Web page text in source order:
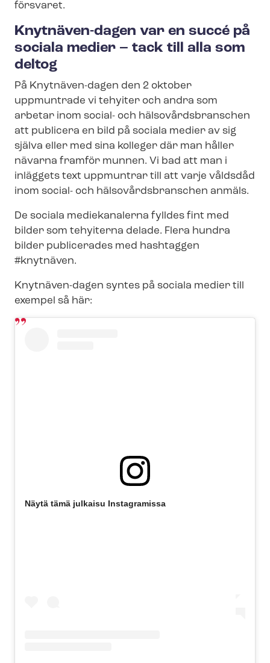
försvaret.
Knytnäven-dagen var en succé på
sociala medier – tack till alla som
deltog
På Knytnäven-dagen den 2 oktober
uppmuntrade vi tehyiter och andra som
arbetar inom social- och häl­so­vårds­bran­schen
att publicera en bild på sociala medier av sig
själva eller med sina kolleger där man håller
nävarna framför munnen. Vi bad att man i
inläggets text uppmuntrar till att varje våldsdåd
inom social- och häl­so­vårds­bran­schen anmäls.
De sociala mediekanalerna fylldes fint med
bilder som tehyiterna delade. Flera hundra
bilder publicerades med hashtaggen
#knytnäven.
Knytnäven-dagen syntes på sociala medier till
exempel så här:
Näytä tämä julkaisu Instagramissa